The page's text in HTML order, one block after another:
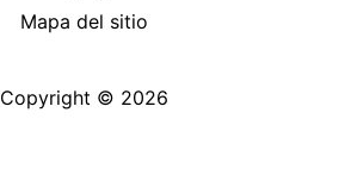
Mapa del sitio
Copyright © 2026